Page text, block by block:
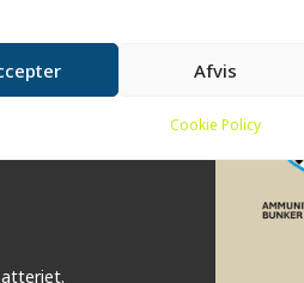
Afvis
Cookie Policy
ammunitionsbanen går
bunkerens underetage,
sikre et stabilt og